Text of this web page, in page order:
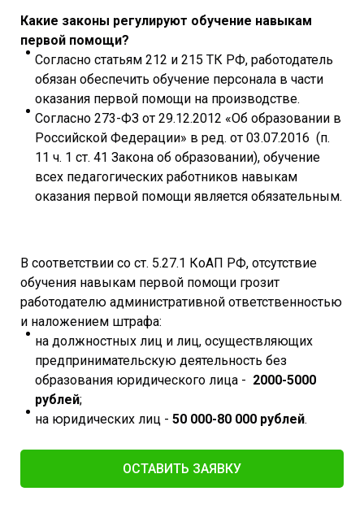
Какие законы регулируют обучение навыкам
первой помощи?
Согласно статьям 212 и 215 ТК РФ, работодатель
обязан обеспечить обучение персонала в части
оказания первой помощи на производстве.
Согласно 273-ФЗ от 29.12.2012 «Об образовании в
Российской Федерации» в ред. от 03.07.2016 (п.
11 ч. 1 ст. 41 Закона об образовании), обучение
всех педагогических работников навыкам
оказания первой помощи является обязательным.
В соответствии со ст. 5.27.1 КоАП РФ, отсутствие
обучения навыкам первой помощи грозит
работодателю административной ответственностью
и наложением штрафа:
на должностных лиц и лиц, осуществляющих
предпринимательскую деятельность без
образования юридического лица - 2000-5000
рублей;
на юридических лиц - 50 000-80 000 рублей.
ОСТАВИТЬ ЗАЯВКУ​